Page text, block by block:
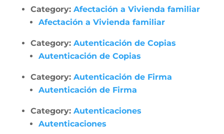
Category: Afectación a Vivienda familiar
Afectación a Vivienda familiar
Category: Autenticación de Copias
Autenticación de Copias
Category: Autenticación de Firma
Autenticación de Firma
Category: Autenticaciones
Autenticaciones